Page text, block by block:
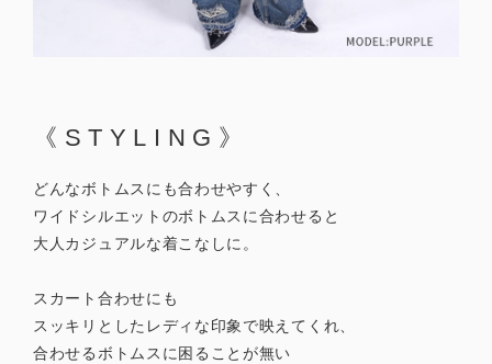
《STYLING》
どんなボトムスにも合わせやすく、
ワイドシルエットのボトムスに合わせると
大人カジュアルな着こなしに。
スカート合わせにも
スッキリとしたレディな印象で映えてくれ、
合わせるボトムスに困ることが無い